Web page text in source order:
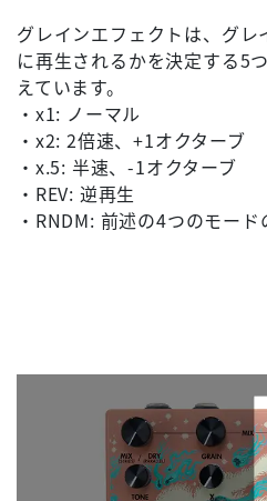
グレインエフェクトは、グレ
に再生されるかを決定する5
えています。
・x1: ノーマル
・x2: 2倍速、+1オクターブ
・x.5: 半速、-1オクターブ
・REV: 逆再生
・RNDM: 前述の4つのモー